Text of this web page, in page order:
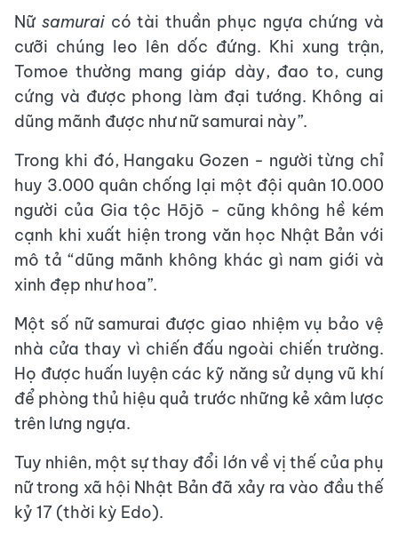
Nữ samuraicó tài thuần phục ngựa chứng và
cưỡi chúng leo lên dốc đứng. Khi xung trận,
Tomoe thường mang giáp dày, đao to, cung
cứng và được phong làm đại tướng. Không ai
dũng mãnh được như nữ samurai này”.
Trong khi đó, Hangaku Gozen - người từng chỉ
huy 3.000 quân chống lại một đội quân 10.000
người của Gia tộc Hōjō - cũng không hề kém
cạnh khi xuất hiện trong văn học Nhật Bản với
mô tả “dũng mãnh không khác gì nam giới và
xinh đẹp như hoa”.
Một số nữ samurai được giao nhiệm vụ bảo vệ
nhà cửa thay vì chiến đấu ngoài chiến trường.
Họ được huấn luyện các kỹ năng sử dụng vũ khí
để phòng thủ hiệu quả trước những kẻ xâm lược
trên lưng ngựa.
Tuy nhiên, một sự thay đổi lớn về vị thế của phụ
nữ trong xã hội Nhật Bản đã xảy ra vào đầu thế
kỷ 17 (thời kỳ Edo).